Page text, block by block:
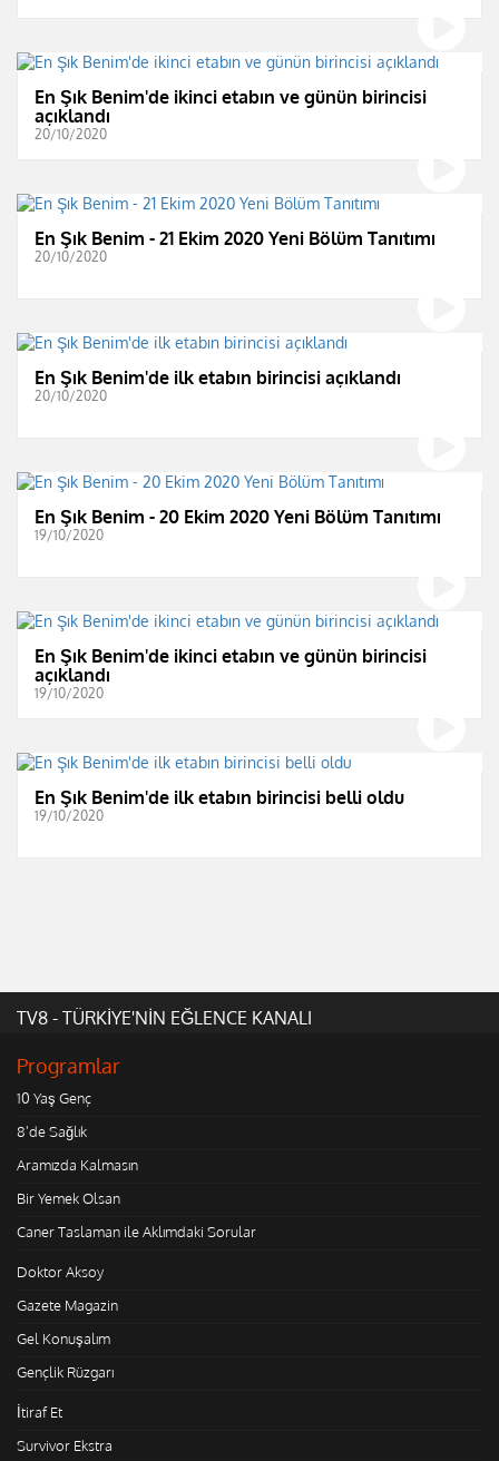
En Şık Benim'de ikinci etabın ve günün birincisi
açıklandı
20/10/2020
En Şık Benim - 21 Ekim 2020 Yeni Bölüm Tanıtımı
20/10/2020
En Şık Benim'de ilk etabın birincisi açıklandı
20/10/2020
En Şık Benim - 20 Ekim 2020 Yeni Bölüm Tanıtımı
19/10/2020
En Şık Benim'de ikinci etabın ve günün birincisi
açıklandı
19/10/2020
En Şık Benim'de ilk etabın birincisi belli oldu
19/10/2020
TV8 - TÜRKİYE'NİN EĞLENCE KANALI
Programlar
10 Yaş Genç
8'de Sağlık
Aramızda Kalmasın
Bir Yemek Olsan
Caner Taslaman ile Aklımdaki Sorular
Doktor Aksoy
Gazete Magazin
Gel Konuşalım
Gençlik Rüzgarı
İtiraf Et
Survivor Ekstra